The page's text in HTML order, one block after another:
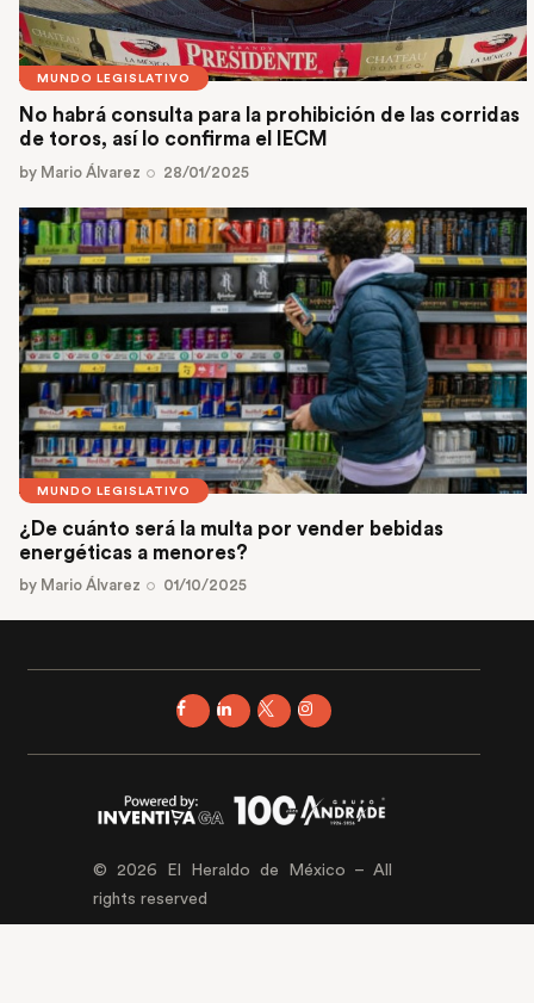
MUNDO LEGISLATIVO
No habrá consulta para la prohibición de las corridas
de toros, así lo confirma el IECM
by Mario Álvarez 28/01/2025
MUNDO LEGISLATIVO
¿De cuánto será la multa por vender bebidas
energéticas a menores?
by Mario Álvarez 01/10/2025
© 2026 El Heraldo de México – All
rights reserved